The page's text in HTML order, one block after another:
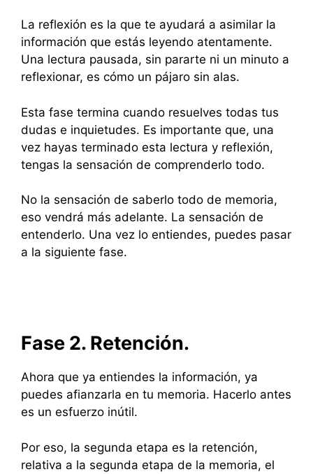
La reflexión es la que te ayudará a asimilar la
información que estás leyendo atentamente.
Una lectura pausada, sin pararte ni un minuto a
reflexionar, es cómo un pájaro sin alas.
Esta fase termina cuando resuelves todas tus
dudas e inquietudes. Es importante que, una
vez hayas terminado esta lectura y reflexión,
tengas la sensación de comprenderlo todo.
No la sensación de saberlo todo de memoria,
eso vendrá más adelante. La sensación de
entenderlo. Una vez lo entiendes, puedes pasar
a la siguiente fase.
Fase 2. Retención.
Ahora que ya entiendes la información, ya
puedes afianzarla en tu memoria. Hacerlo antes
es un esfuerzo inútil.
Por eso, la segunda etapa es la retención,
relativa a la segunda etapa de la memoria, el